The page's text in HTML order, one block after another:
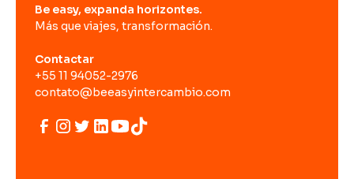
Be easy, expanda horizontes.
Más que viajes, transformación.
Contactar
+55 11 94052-2976
contato@beeasyintercambio.com